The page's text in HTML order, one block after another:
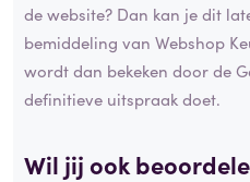
de website? Dan kan je dit
bemiddeling van Webshop
wordt dan bekeken door de
definitieve uitspraak doet.
Wil jij ook